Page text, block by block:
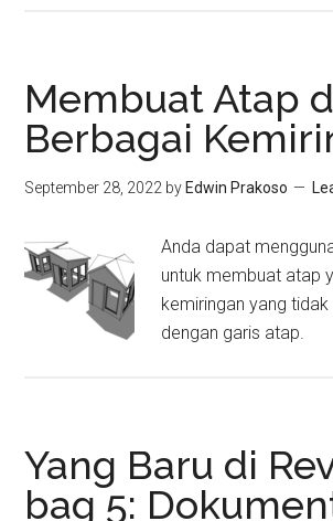
Membuat Atap
Berbagai
September 28, 2022 by Edwin Prakoso
Anda dapat
untuk membuat atap
kemiringan yang tidak
dengan garis atap.
Yang Baru di
bag 5: